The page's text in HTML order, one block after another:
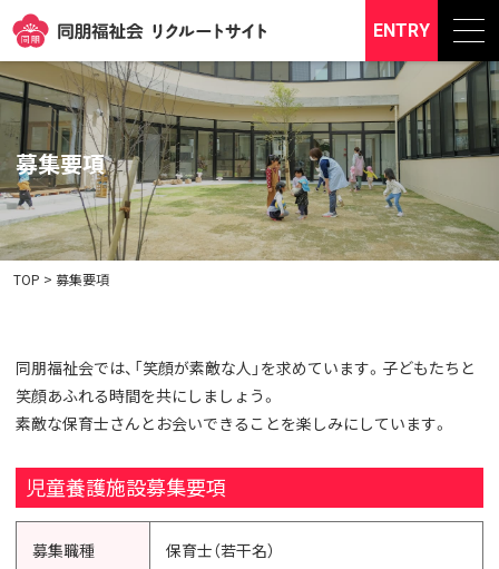
ENTRY
募集要項
TOP > 募集要項
同朋福祉会では、「笑顔が素敵な人」を求めています。子どもたちと
笑顔あふれる時間を共にしましょう。
素敵な保育士さんとお会いできることを楽しみにしています。
児童養護施設募集要項
募集職種 保育士（若干名）